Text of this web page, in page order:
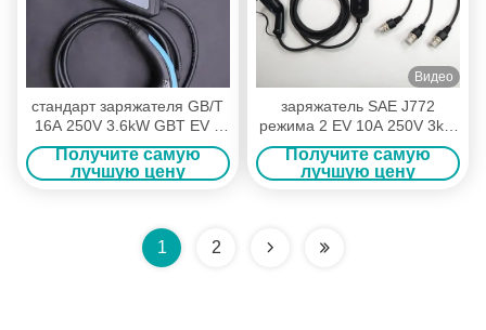
стандарт заряжателя GB/T
16A 250V 3.6kW GBT EV с
земной защитой
Получите самую
лучшую цену
Видео
заряжатель SAE J772
режима 2 EV 10A 250V 3kW
со штепсельной вилкой
AU/NZ 10A
Получите самую
лучшую цену
1 2